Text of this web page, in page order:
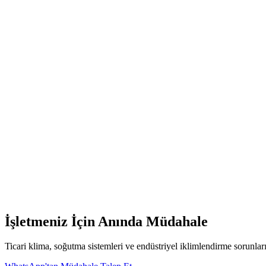
İşletmeniz İçin Anında Müdahale
Ticari klima, soğutma sistemleri ve endüstriyel iklimlendirme